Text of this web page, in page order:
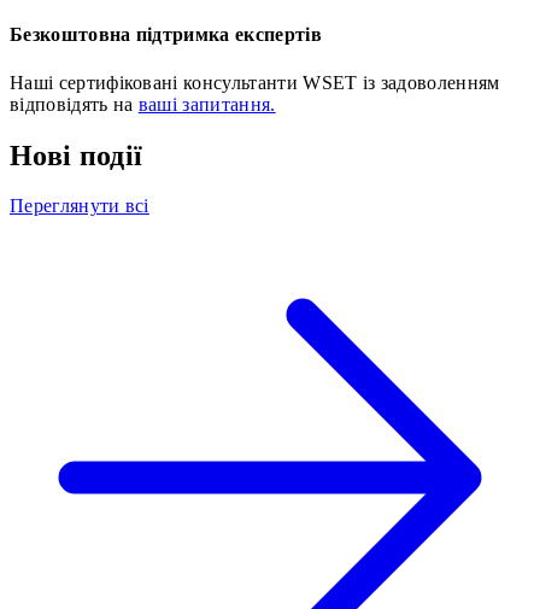
Безкоштовна підтримка експертів
Наші сертифіковані консультанти WSET із задоволенням
відповідять на ваші запитання.
Нові події
Переглянути всі